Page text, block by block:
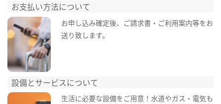
お支払い方法について
お申し込み確定後、ご請求書・ご利用案内等をお
送り致します。
設備とサービスについて
生活に必要な設備をご用意！水道やガス・電気も